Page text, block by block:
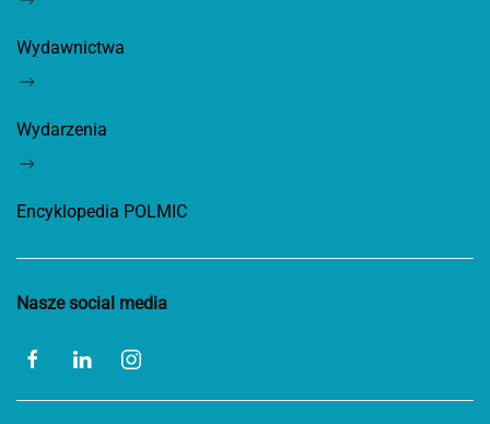
Wydawnictwa
Wydarzenia
Encyklopedia POLMIC
Nasze social media